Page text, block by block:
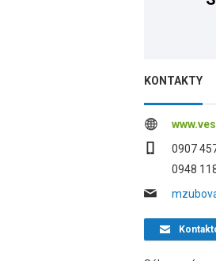
KONTAKTY
0907
0948